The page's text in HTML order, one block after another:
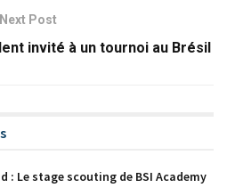
Next Post
invité à un tournoi au Brésil
: Le stage scouting de BSI Academy